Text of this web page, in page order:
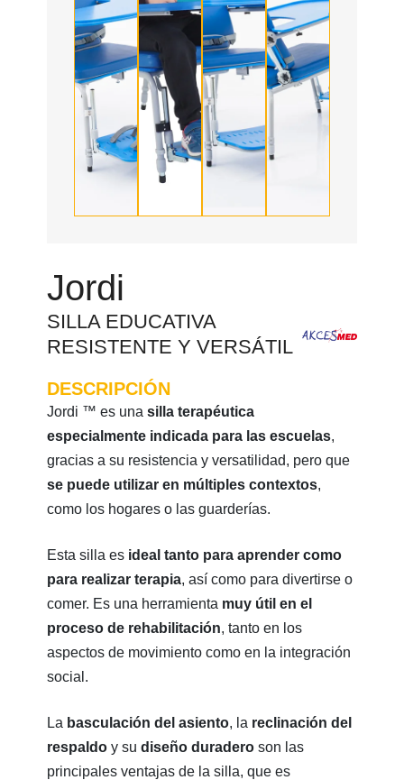
Jordi
SILLA EDUCATIVA
RESISTENTE Y VERSÁTIL
DESCRIPCIÓN
Jordi ™ es unasilla terapéutica
especialmente indicada para las escuelas,
gracias a su resistencia y versatilidad, pero que
se puede utilizar en múltiples contextos,
como los hogares o las guarderías.
Esta silla es ideal tanto para aprender como
para realizar terapia, así como para divertirse o
comer. Es una herramienta muy útil en el
proceso de rehabilitación, tanto en los
aspectos de movimiento como en la integración
social.
La basculación del asiento, la reclinación del
respaldoy sudiseño duradero son las
principales ventajas de la silla, que es